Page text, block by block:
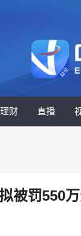
理财 直播
被罚550